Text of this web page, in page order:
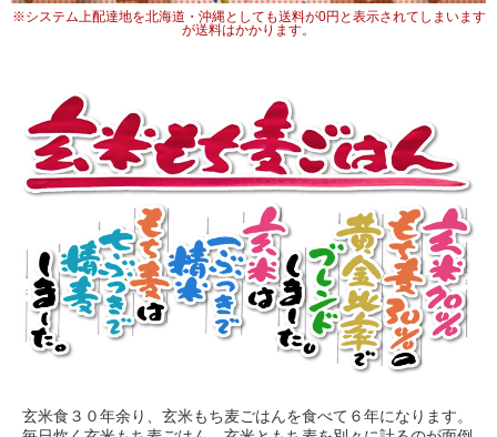
※システム上配達地を北海道・沖縄としても送料が0円と表示されてしまいます
が送料はかかります。
玄米食３０年余り、玄米もち麦ごはんを食べて６年になります。